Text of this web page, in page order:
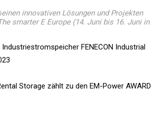
innovativen Lösungen und Projekten
smarter E Europe (14. Juni bis 16. Juni in
FENECON Industrial
Storage zählt zu den EM-Power AWARD